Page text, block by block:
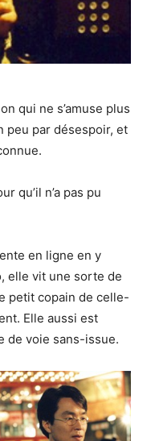
qui ne s’amuse plus
peu par désespoir, et
qu’il n’a pas pu
en ligne en y
elle vit une sorte de
petit copain de celle-
Elle aussi est
de voie sans-issue.